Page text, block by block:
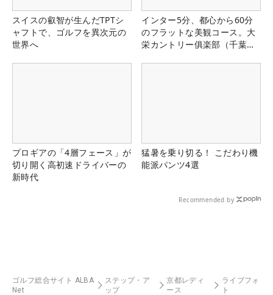
スイスの叡智が生んだTPTシ
ャフトで、ゴルフを異次元の
世界へ
インター5分、都心から60分
のフラットな美観コース。大
栄カントリー俱楽部（千葉
プロギアの「4層フェース」が
切り開く高初速ドライバーの
新時代
猛暑を乗り切る！ こだわり機
能派パンツ4選
Recommended by
ゴルフ総合サイト ALBA
Net
ステップ・ア
ップ
京都レディ
ース
ライブフォ
ト